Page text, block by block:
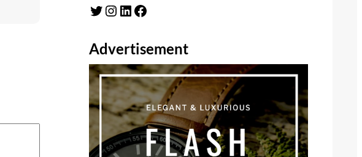
Twitter
Instagram LinkedIn Facebook
Advertisement